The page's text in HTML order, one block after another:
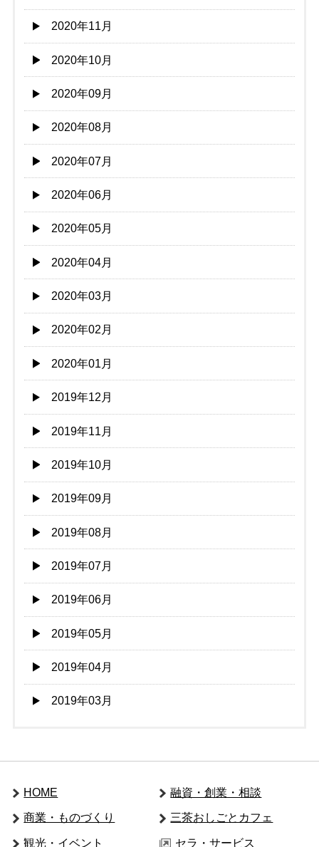
2020年11月
2020年10月
2020年09月
2020年08月
2020年07月
2020年06月
2020年05月
2020年04月
2020年03月
2020年02月
2020年01月
2019年12月
2019年11月
2019年10月
2019年09月
2019年08月
2019年07月
2019年06月
2019年05月
2019年04月
2019年03月
HOME 融資・創業・相談
商業・ものづくり 三茶おしごとカフェ
観光・イベント セラ・サービス